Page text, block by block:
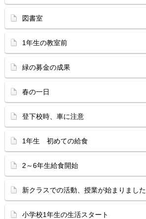
図書室
1年生の教室前
緑の募金の成果
春の一日
登下校時、車に注意
1年生 初めての給食
2～6年生給食開始
新クラスでの活動、授業が始まりました
小学校1年生の生活スタート